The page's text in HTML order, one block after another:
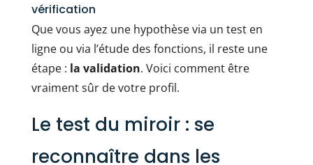
vérification
Que vous ayez une hypothèse via un test en
ligne ou via l’étude des fonctions, il reste une
étape : la validation. Voici comment être
vraiment sûr de votre profil.
Le test du miroir : se
reconnaître dans les